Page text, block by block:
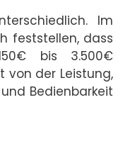
Im
feststellen, dass
bis 3.500€
von der Leistung,
Bedienbarkeit